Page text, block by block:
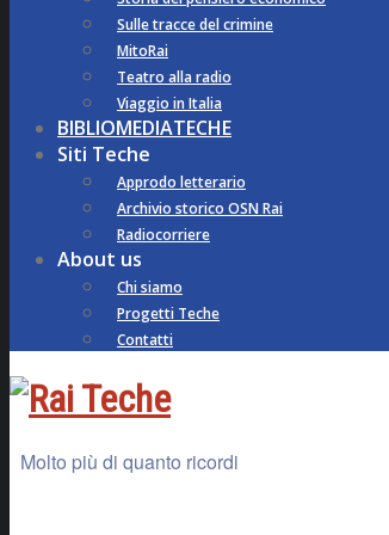
Sulle tracce del crimine
MitoRai
Teatro alla radio
Viaggio in Italia
BIBLIOMEDIATECHE
Siti Teche
Approdo letterario
Archivio storico OSN Rai
Radiocorriere
About us
Chi siamo
Progetti Teche
Contatti
Molto più di quanto ricordi